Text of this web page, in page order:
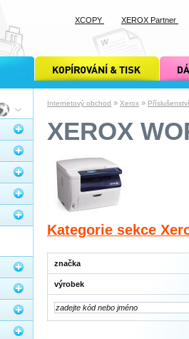
Internetový obchod » Xerox » Příslušenství
XEROX
Kategorie sekce
značka
výrobek
kopírování a tisk xcopy dárkové
XCOPY XEROX Partner